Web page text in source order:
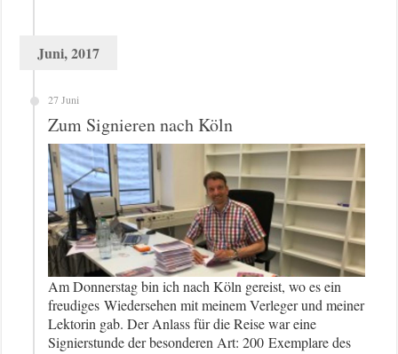
Juni, 2017
27 Juni
Zum Signieren nach Köln
Am Donnerstag bin ich nach Köln gereist, wo es ein
freudiges Wiedersehen mit meinem Verleger und meiner
Lektorin gab. Der Anlass für die Reise war eine
Signierstunde der besonderen Art: 200 Exemplare des